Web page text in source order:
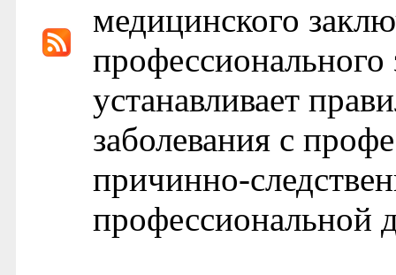
медицинского
устанавливает
заболевания с
причинно-
профессиональной